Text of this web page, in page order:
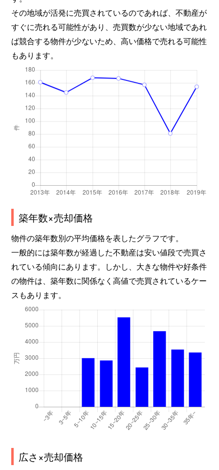
その地域が活発に売買されているのであれば、不動産が
すぐに売れる可能性があり、売買数が少ない地域であれ
ば競合する物件が少ないため、高い価格で売れる可能性
もあります。
築年数×売却価格
物件の築年数別の平均価格を表したグラフです。
一般的には築年数が経過した不動産は安い値段で売買さ
れている傾向にあります。しかし、大きな物件や好条件
の物件は、築年数に関係なく高値で売買されているケー
スもあります。
広さ×売却価格